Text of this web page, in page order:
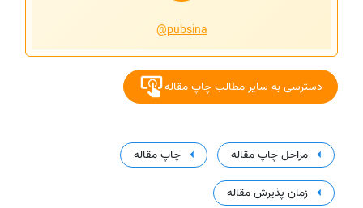
@pubsina
دسترسی به سایر مطالب چاپ مقاله
مراحل چاپ مقاله چاپ مقاله
زمان پذیرش مقاله